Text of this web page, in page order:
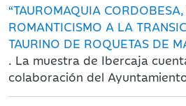
“TAUROMAQUIA
ROMANTICISMO A LA
TAURINO DE ROQUETAS DE
. La muestra de Ibercaja
colaboración del